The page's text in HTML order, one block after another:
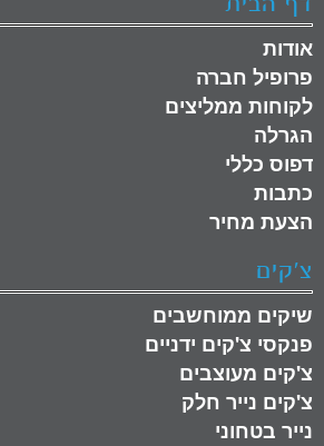
אודות
פרופיל חברה
לקוחות ממליצים
הגרלה
דפוס כללי
כתבות
הצעת מחיר
צ'קים
שיקים ממוחשבים
פנקסי צ'קים ידניים
צ'קים מעוצבים
צ'קים נייר חלק
נייר בטחוני